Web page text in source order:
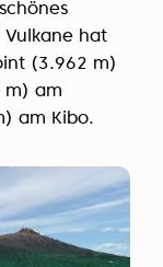
Vulkane hat
(3.962 m)
m) am
am Kibo.